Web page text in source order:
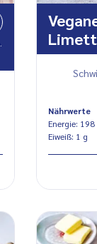
Nährwerte
Eiweiß: 1 g